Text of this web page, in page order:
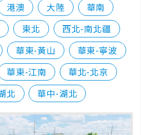
港澳 大陸
華南
東北
西北-南北疆
華東-黃山
華東-寧波
華東-江南
華北-北京
北
華中-湖北